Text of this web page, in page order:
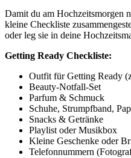
Damit du am Hochzeitsmorgen
kleine Checkliste
oder leg sie in deine
Getting Ready Checkliste:
Outfit für Getting Ready
Beauty-Notfall-Set
Parfum & Schmuck
Schuhe, Strumpfband,
Snacks & Getränke
Playlist oder Musikbox
Kleine Geschenke oder
Telefonnummern